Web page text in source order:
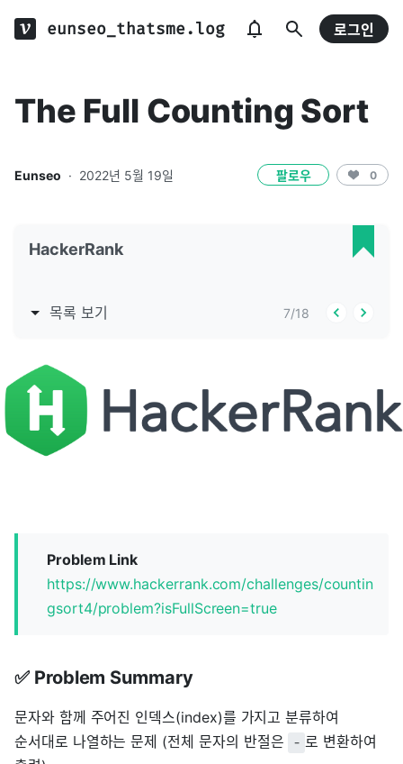
eunseo_thatsme.log 로그인
The Full Counting Sort
Eunseo · 2022년 5월 19일 팔로우 0
HackerRank
목록 보기 7/18
Problem Link
https://www.hackerrank.com/challenges/countin
gsort4/problem?isFullScreen=true
✅ Problem Summary
문자와 함께 주어진 인덱스(index)를 가지고 분류하여
순서대로 나열하는 문제 (전체 문자의 반절은
- 로 변환하여